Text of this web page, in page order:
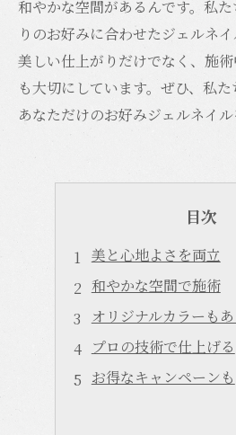
和やかな空間があるんです。私
りのお好みに合わせたジェルネイ
美しい仕上がりだけでなく、施
も大切にしています。ぜひ、私た
あなただけのお好みジェルネイル
目次
美と心地よさを両立
和やかな空間で施術
オリジナルカラーもあ
プロの技術で仕上げる
お得なキャンペーンも